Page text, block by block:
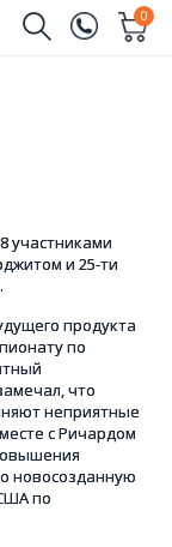
0
и 25-ти
продукта
по
что
неприятные
с Ричардом
новосозданную
по